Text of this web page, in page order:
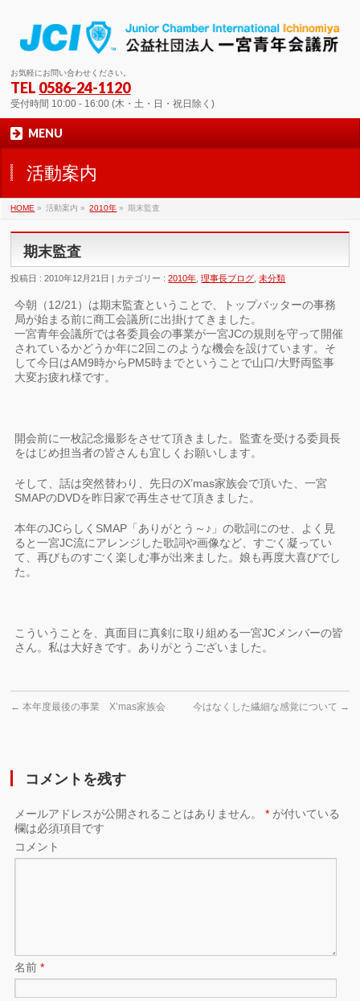
お気軽にお問い合わせください。
TEL 0586-24-1120
受付時間 10:00 - 16:00 (木・土・日・祝日除く)
MENU
活動案内
HOME » 活動案内 » 2010年 » 期末監査
期末監査
投稿日 : 2010年12月21日 | カテゴリー :2010年 ,理事長ブログ ,未分類
今朝（12/21）は期末監査ということで、トップバッターの事務
局が始まる前に商工会議所に出掛けてきました。
一宮青年会議所では各委員会の事業が一宮JCの規則を守って開催
されているかどうか年に2回このような機会を設けています。そ
して今日はAM9時からPM5時までということで山口/大野両監事
大変お疲れ様です。
開会前に一枚記念撮影をさせて頂きました。監査を受ける委員長
をはじめ担当者の皆さんも宜しくお願いします。
そして、話は突然替わり、先日のX’mas家族会で頂いた、一宮
SMAPのDVDを昨日家で再生させて頂きました。
本年のJCらしくSMAP「ありがとう～♪」の歌詞にのせ、よく見
ると一宮JC流にアレンジした歌詞や画像など、すごく凝ってい
て、再びものすごく楽しむ事が出来ました。娘も再度大喜びでし
た。
こういうことを、真面目に真剣に取り組める一宮JCメンバーの皆
さん。私は大好きです。ありがとうございました。
← 本年度最後の事業 X’mas家族会 今はなくした繊細な感覚について →
コメントを残す
メールアドレスが公開されることはありません。 * が付いている
欄は必須項目です
コメント
名前*